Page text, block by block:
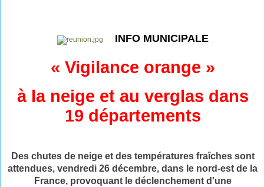
INFO MUNICIPALE
« Vigilance orange »
à la neige et au verglas dans
19 départements
Des chutes de neige et des températures fraîches sont
attendues, vendredi 26 décembre, dans le nord-est de la
France, provoquant le déclenchement d'une